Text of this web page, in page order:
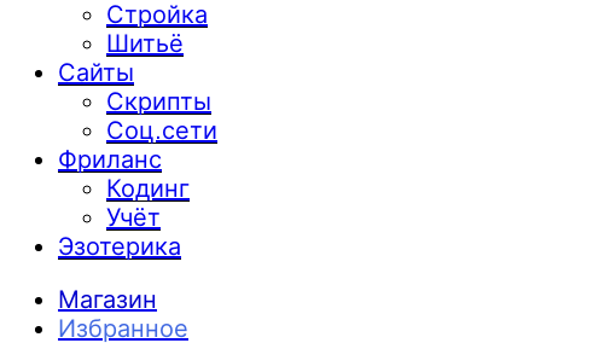
Стройка
Шитьё
Сайты
Скрипты
Соц.сети
Фриланс
Кодинг
Учёт
Эзотерика
Магазин
Избранное